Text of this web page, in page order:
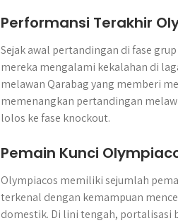
Performansi Terakhir
Sejak awal pertandingan di fase
mereka mengalami kekalahan di
melawan Qarabag yang memberi
memenangkan pertandingan
lolos ke fase knockout.
Pemain Kunci
Olympiacos memiliki sejumlah
terkenal dengan kemampuan
domestik. Di lini tengah, portalisasi